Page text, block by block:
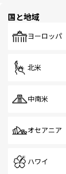
で、
国と地域
ヨーロッパ
北米
中南米
オセアニア
ハワイ